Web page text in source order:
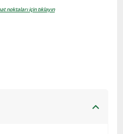
noktaları için tıklayın